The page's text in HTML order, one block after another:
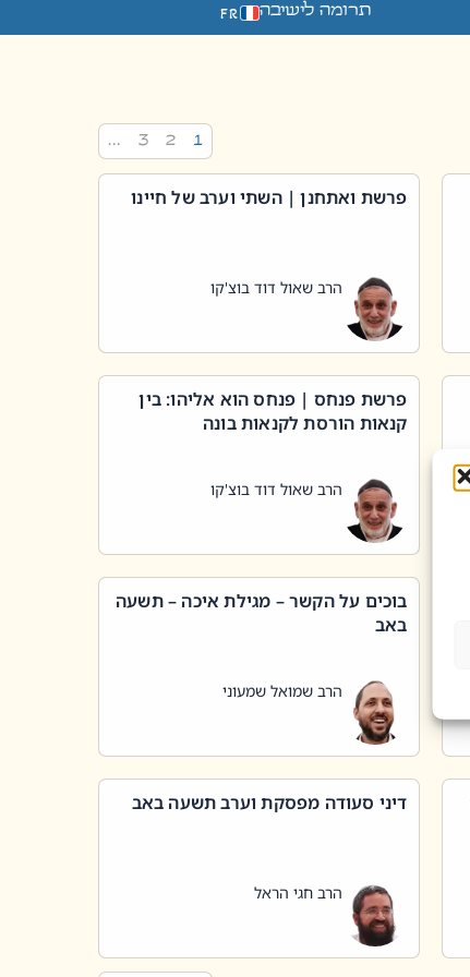
תרומה לישיבה FR
1
2
3
…
פרשת ואתחנן | השתי וערב של חיינו
הרב שאול דוד בוצ'קו
פרשת פנחס | פנחס הוא אליהו: בין
קנאות הורסת לקנאות בונה
הרב שאול דוד בוצ'קו
בוכים על הקשר – מגילת איכה – תשעה
באב
הרב שמואל שמעוני
דיני סעודה מפסקת וערב תשעה באב
הרב חגי הראל